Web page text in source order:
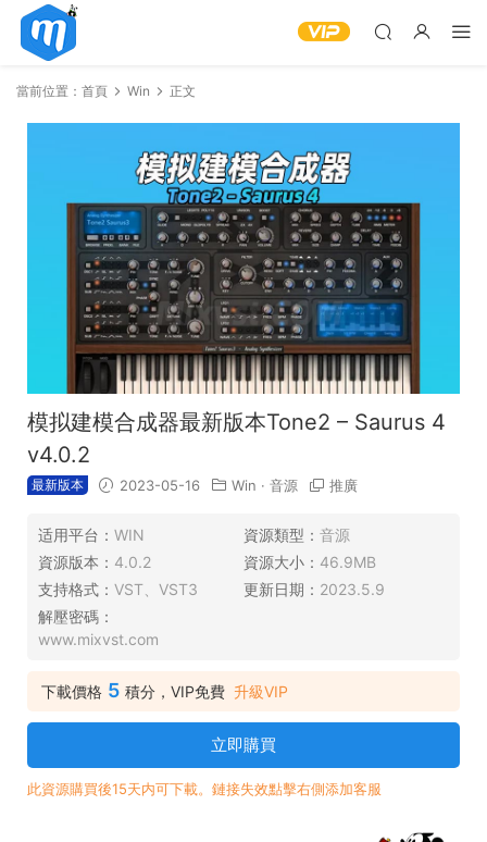
當前位置： 首頁 Win 正文
模拟建模合成器最新版本Tone2 – Saurus 4
v4.0.2
最新版本 2023-05-16 Win · 音源 推廣
适用平台： WIN 資源類型： 音源
資源版本： 4.0.2 資源大小： 46.9MB
支持格式： VST、VST3 更新日期： 2023.5.9
解壓密碼：
www.mixvst.com
下載價格 5 積分，VIP免費 升級VIP
立即購買
此資源購買後15天内可下載。鏈接失效點擊右側添加客服